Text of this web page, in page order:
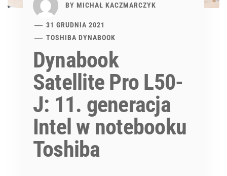
BY MICHAŁ KACZMARCZYK
31 GRUDNIA 2021
TOSHIBA DYNABOOK
Dynabook
Satellite Pro L50-
J: 11. generacja
Intel w notebooku
Toshiba